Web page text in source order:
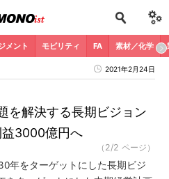
メント モビリティ FA 素材／化学
2021年2月24日
を解決する長期ビジョン
3000億円へ
（2/2 ページ）
年をターゲットにした長期ビジ